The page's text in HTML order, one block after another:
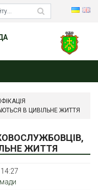
В ЦИВІЛЬНЕ ЖИТТЯ
ЖИТТЯ